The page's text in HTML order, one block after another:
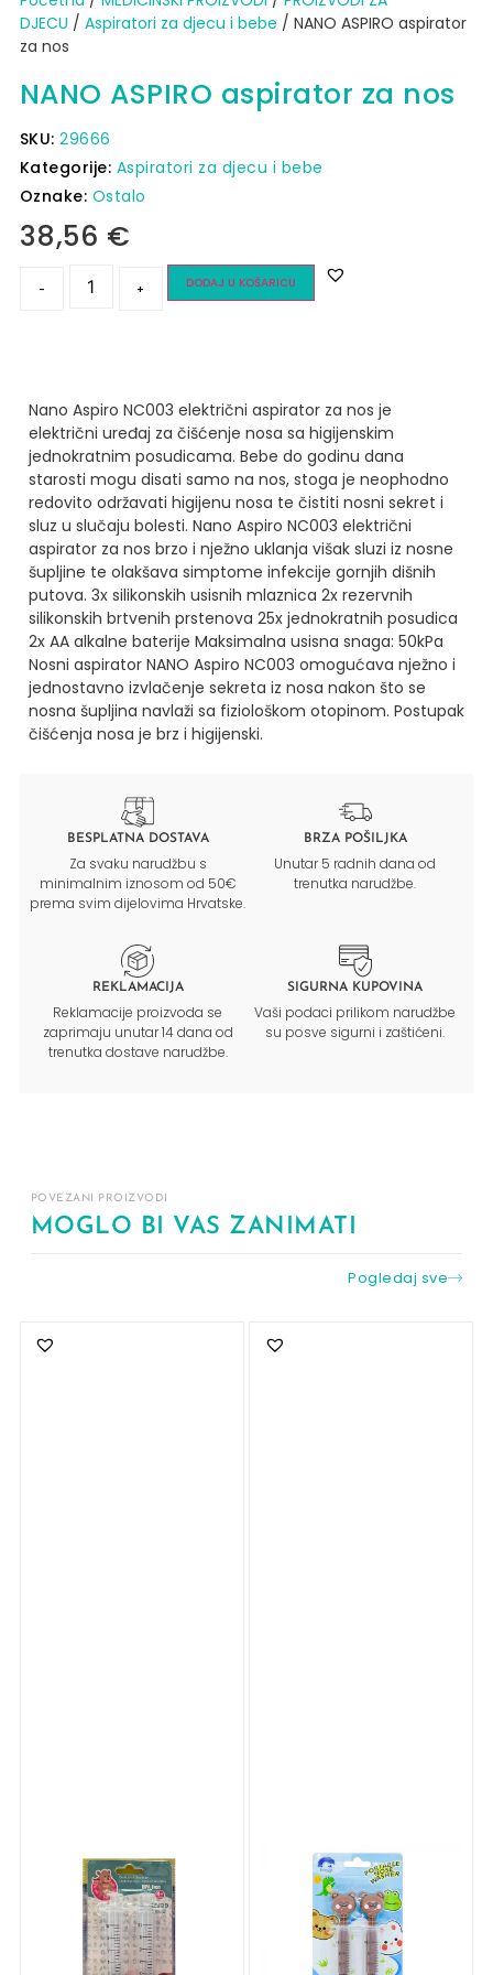
DJECU / Aspiratori za djecu i bebe / NANO ASPIRO aspirator
za nos
NANO ASPIRO aspirator za nos
SKU:29666
Kategorije: Aspiratori za djecu i bebe
Oznake: Ostalo
38,56 €
- + DODAJ U KOŠARICU
Nano Aspiro NC003 električni aspirator za nos je
električni uređaj za čišćenje nosa sa higijenskim
jednokratnim posudicama. Bebe do godinu dana
starosti mogu disati samo na nos, stoga je neophodno
redovito održavati higijenu nosa te čistiti nosni sekret i
sluz u slučaju bolesti. Nano Aspiro NC003 električni
aspirator za nos brzo i nježno uklanja višak sluzi iz nosne
šupljine te olakšava simptome infekcije gornjih dišnih
putova. 3x silikonskih usisnih mlaznica 2x rezervnih
silikonskih brtvenih prstenova 25x jednokratnih posudica
2x AA alkalne baterije Maksimalna usisna snaga: 50kPa
Nosni aspirator NANO Aspiro NC003 omogućava nježno i
jednostavno izvlačenje sekreta iz nosa nakon što se
nosna šupljina navlaži sa fiziološkom otopinom. Postupak
čišćenja nosa je brz i higijenski.
BESPLATNA DOSTAVA
Za svaku narudžbu s
minimalnim iznosom od 50€
prema svim dijelovima Hrvatske.
BRZA POŠILJKA
Unutar 5 radnih dana od
trenutka narudžbe.
REKLAMACIJA
Reklamacije proizvoda se
zaprimaju unutar 14 dana od
trenutka dostave narudžbe.
SIGURNA KUPOVINA
Vaši podaci prilikom narudžbe
su posve sigurni i zaštićeni.
POVEZANI PROIZVODI
MOGLO BI VAS ZANIMATI
Pogledaj sve